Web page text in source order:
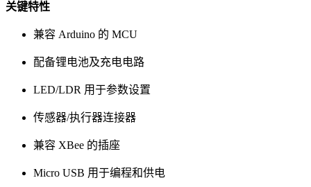
关键特性
兼容 Arduino 的 MCU
配备锂电池及充电电路
LED/LDR 用于参数设置
传感器/执行器连接器
兼容 XBee 的插座
Micro USB 用于编程和供电